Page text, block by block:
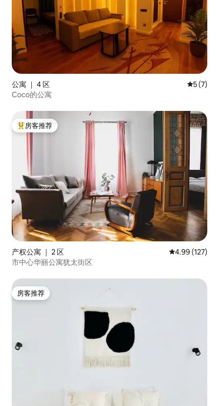
公寓 ｜ 4 区 平均评分
5 (7)
Coco的公寓
热门「房客推荐」
房客推荐
产权公寓 ｜ 2 区 平均评分 4.99
4.99 (127)
市中心华丽公寓犹太街区
房客推荐
房客推荐